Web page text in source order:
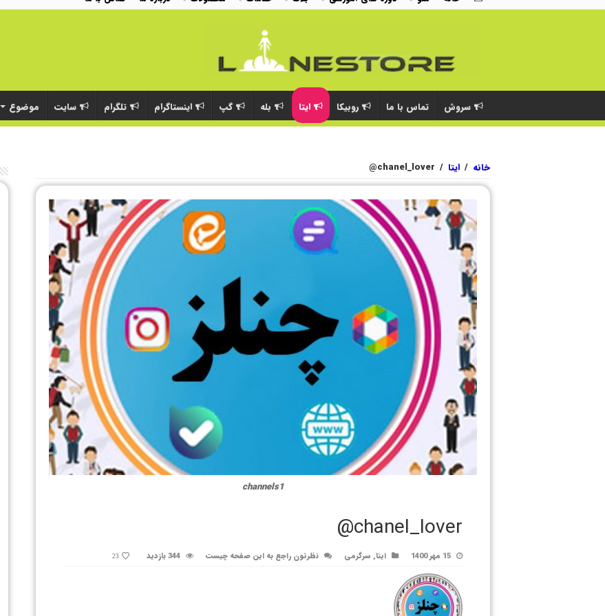
سروش تماس با ما روبیکا ایتا بله گپ اینستاگرام تلگرام سایت موضوع
خانه / ایتا /
chanel_lover@
channels1
chanel_lover@
15 مهر 1400 ایتا, سرگرمی نظرتون راجع به این صفحه چیست 344 بازدید 23